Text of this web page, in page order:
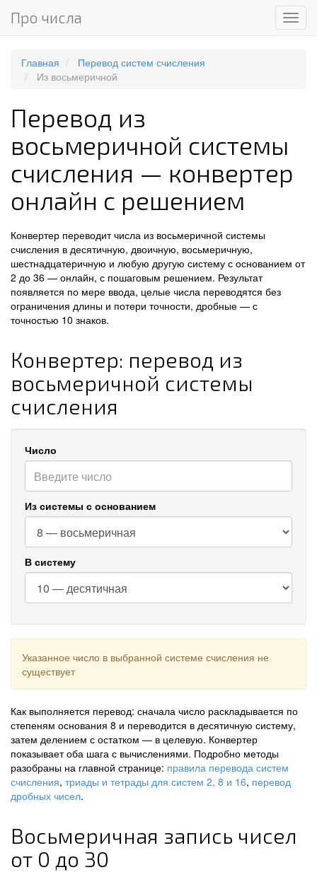
Меню
Про числа
Главная
Перевод систем счисления
Из восьмеричной
Перевод из
восьмеричной системы
счисления — конвертер
онлайн с решением
Конвертер переводит числа из восьмеричной системы
счисления в десятичную, двоичную, восьмеричную,
шестнадцатеричную и любую другую систему с основанием от
2 до 36 — онлайн, с пошаговым решением. Результат
появляется по мере ввода, целые числа переводятся без
ограничения длины и потери точности, дробные — с
точностью 10 знаков.
Конвертер: перевод из
восьмеричной системы
счисления
Число
Из системы с основанием
В систему
Указанное число в выбранной системе счисления не
существует
Как выполняется перевод: сначала число раскладывается по
степеням основания 8 и переводится в десятичную систему,
затем делением с остатком — в целевую. Конвертер
показывает оба шага с вычислениями. Подробно методы
разобраны на главной странице: правила перевода систем
счисления, триады и тетрады для систем 2, 8 и 16, перевод
дробных чисел.
Восьмеричная запись чисел
от 0 до 30